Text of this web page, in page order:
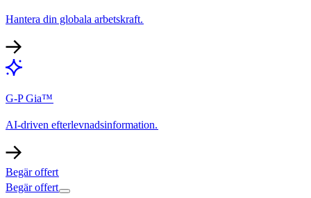
Hantera din globala arbetskraft.​​
G-P Gia™​​
AI-driven efterlevnadsinformation.​​
Begär offert​​
Begär offert​​